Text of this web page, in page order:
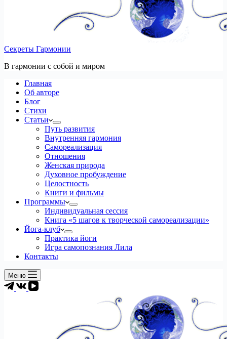
Секреты Гармонии
В гармонии c собой и миром
Главная
Об авторе
Блог
Стихи
Статьи
Путь развития
Внутренняя гармония
Самореализация
Отношения
Женская природа
Духовное пробуждение
Целостность
Книги и фильмы
Программы
Индивидуальная сессия
Книга «5 шагов к творческой самореализации»
Йога-клуб
Практика йоги
Игра самопознания Лила
Контакты
Меню